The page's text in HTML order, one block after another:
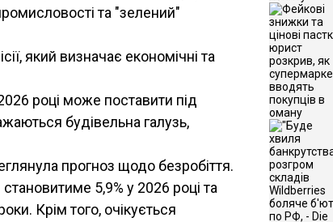
та "зелений"
який визначає економічні та
році може поставити під
будівельна галузь,
прогноз щодо безробіття.
5,9% у 2026 році та
Крім того, очікується